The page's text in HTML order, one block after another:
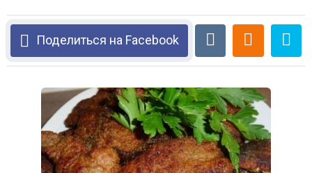
Поделиться на Facebook